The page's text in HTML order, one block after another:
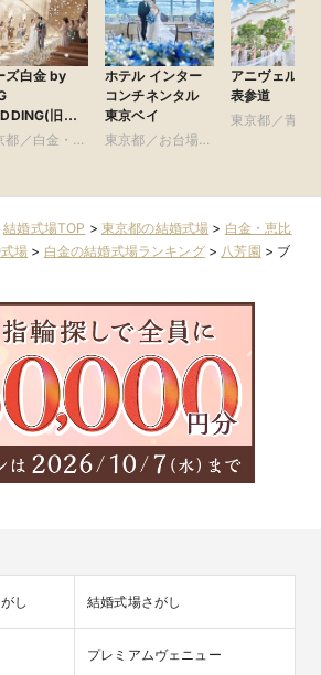
ズ白金 by
旧
フェリーク白
都／白金・恵
ホテル インター
コンチネンタル
東京ベイ
東京都／お台場・
リア
アニヴェルセ
表参道
東京都／青山
結婚式場TOP > 東京都の結婚式場 > 白金・恵比
場 > 白金の結婚式場ランキング> 八芳園 > ブ
し 結婚式場さがし
プレミアムヴェニュー